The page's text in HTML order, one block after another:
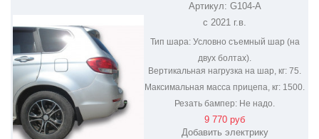
ФАРКОП НА HAVAL M6 G104-A
Артикул: G104-A
с 2021 г.в.
Тип шара:Условно съемный шар (на
двух болтах).
Вертикальная нагрузка на шар, кг: 75.
Максимальная масса прицепа, кг: 1500.
Резать бампер: Не надо.
9 770 руб
Добавить электрику